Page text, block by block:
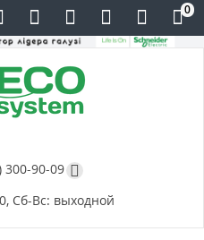
300-90-09
Сб-Вс: выходной
0